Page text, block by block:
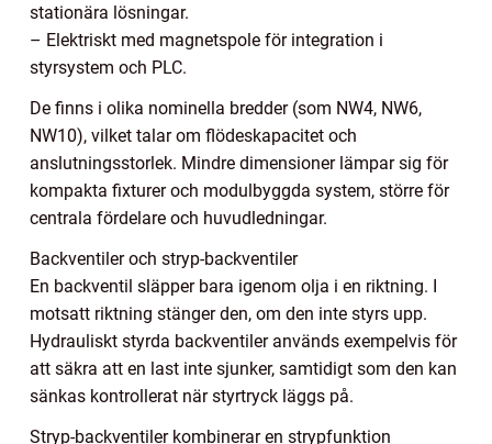
stationära lösningar.
– Elektriskt med magnetspole för integration i
styrsystem och PLC.
De finns i olika nominella bredder (som NW4, NW6,
NW10), vilket talar om flödeskapacitet och
anslutningsstorlek. Mindre dimensioner lämpar sig för
kompakta fixturer och modulbyggda system, större för
centrala fördelare och huvudledningar.
Backventiler och stryp-backventiler
En backventil släpper bara igenom olja i en riktning. I
motsatt riktning stänger den, om den inte styrs upp.
Hydrauliskt styrda backventiler används exempelvis för
att säkra att en last inte sjunker, samtidigt som den kan
sänkas kontrollerat när styrtryck läggs på.
Stryp-backventiler kombinerar en strypfunktion